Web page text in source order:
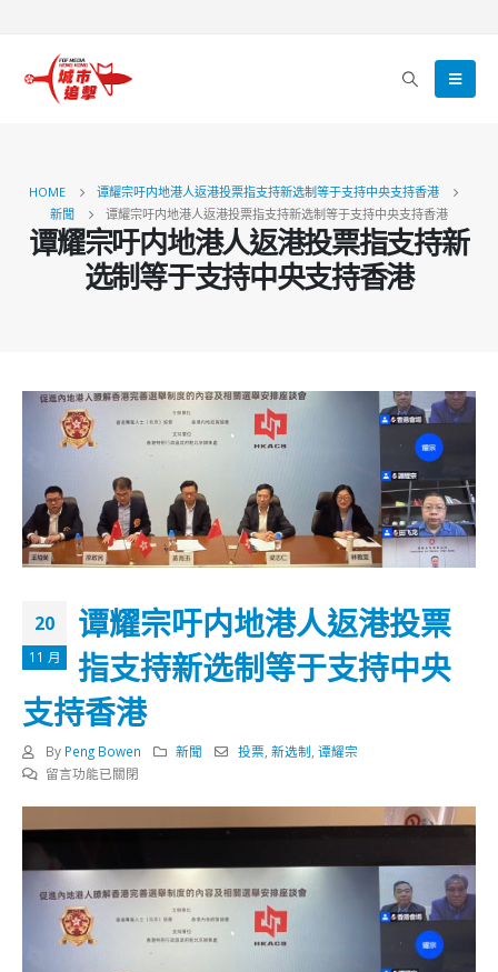
HOME
谭耀宗吁内地港人返港投票指支持新选制等于支持中央支持香港
新聞
谭耀宗吁内地港人返港投票指支持新选制等于支持中央支持香港
谭耀宗吁内地港人返港投票指支持新
选制等于支持中央支持香港
20
11 月
谭耀宗吁内地港人返港投票
指支持新选制等于支持中央
支持香港
By Peng Bowen 新聞 投票,新选制,谭耀宗
在
吁
地
留言功能已關閉